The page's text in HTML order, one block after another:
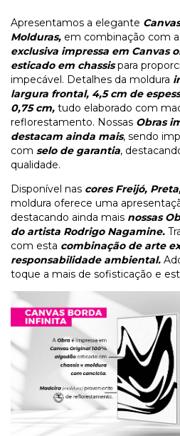
Apresentamos a elegante
Molduras, em combinação com a
exclusiva impressa em Canvas
esticado em chassispara
impecável. Detalhes da moldura
largura frontal, 4,5 cm de
0,75 cm, tudo elaborado com
reflorestamento. Nossas Obras
destacam ainda mais, sendo
com selo de garantia,
qualidade.
Disponível nas cores Freijó,
moldura oferece uma
destacando ainda mais nossas
do artista Rodrigo Nagamine.
com esta combinação de arte
responsabilidade ambiental.
toque a mais de sofisticação e